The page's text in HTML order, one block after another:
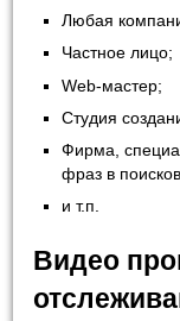
Любая
Частное лицо;
Web-мастер;
Студия
Фирма,
фраз в
и т.п.
Видео